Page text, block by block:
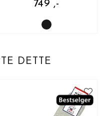
749 ,-
DETTE